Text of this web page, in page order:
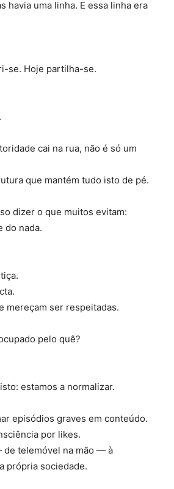
havia uma linha. E essa linha era
se. Hoje partilha-se.
cai na rua, não é só um
que mantém tudo isto de pé.
dizer o que muitos evitam:
do nada.
mereçam ser respeitadas.
pelo quê?
estamos a normalizar.
episódios graves em conteúdo.
por likes.
de telemóvel na mão — à
própria sociedade.